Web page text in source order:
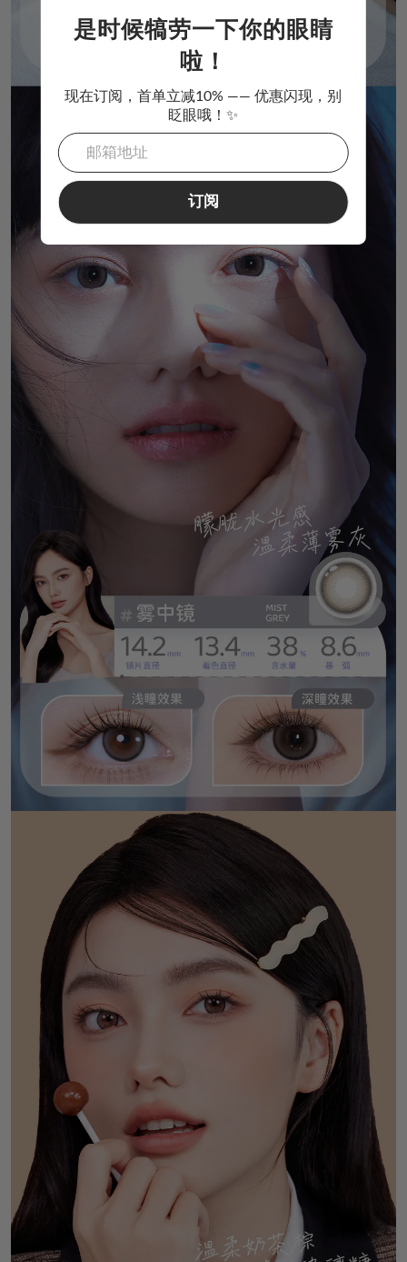
是时候犒劳一下你的眼睛
啦！
现在订阅，首单立减10% —— 优惠闪现，别
眨眼哦！✨
订阅